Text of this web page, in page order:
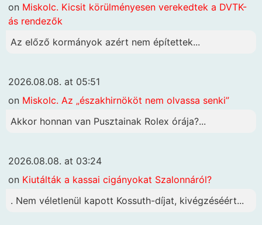
on Miskolc. Kicsit körülményesen verekedtek a DVTK-
ás rendezők
Az előző kormányok azért nem építettek...
2026.08.08. at 05:51
on Miskolc. Az „északhirnököt nem olvassa senki”
Akkor honnan van Pusztainak Rolex órája?...
2026.08.08. at 03:24
on Kiutálták a kassai cigányokat Szalonnáról?
. Nem véletlenül kapott Kossuth-díjat, kivégzéséért...